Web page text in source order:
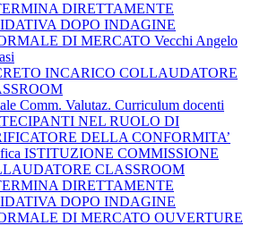
DIRETTAMENTE
DOPO INDAGINE
DI MERCATO Vecchi Angelo
INCARICO COLLAUDATORE
Comm. Valutaz. Curriculum docenti
NEL RUOLO DI
DELLA CONFORMITA’
ISTITUZIONE COMMISSIONE
CLASSROOM
DIRETTAMENTE
DOPO INDAGINE
DI MERCATO OUVERTURE